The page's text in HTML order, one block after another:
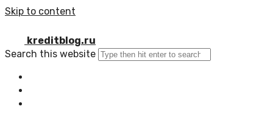
Skip to content
kreditblog.ru
Search this website